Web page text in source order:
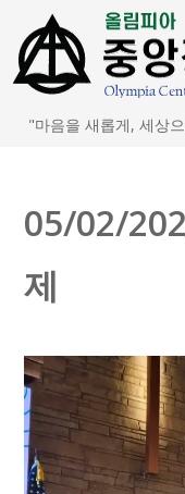
"마음을 새롭게, 세상
05/02/
제